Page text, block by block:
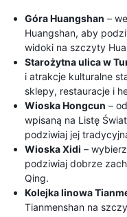
Góra Huangshan –
Huangshan, aby
widoki na szczyty
Starożytna ulica w
i atrakcje kulturalne
sklepy, restauracje i
Wioska Hongcun –
wpisaną na Listę
podziwiaj jej
Wioska Xidi –
podziwiaj dobrze
Qing.
Kolejka linowa
Tianmenshan na